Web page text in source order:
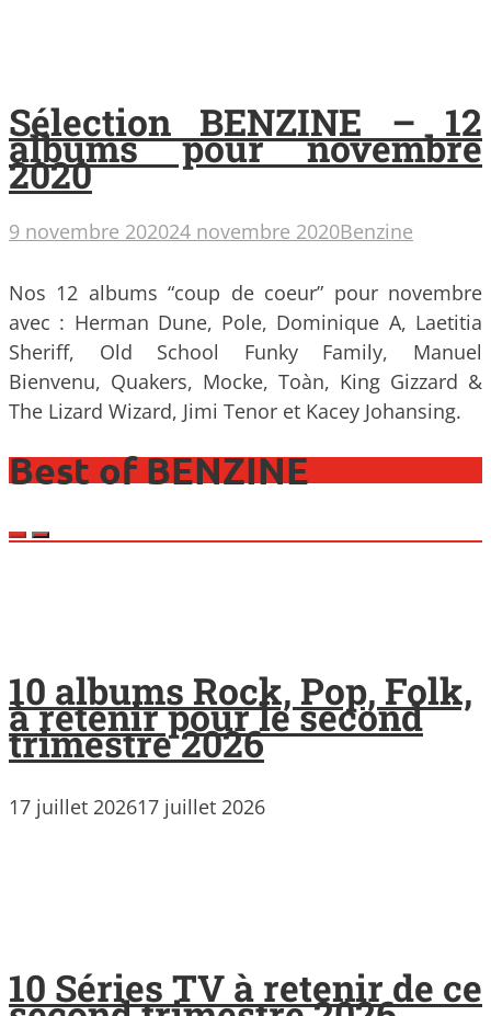
Sélection BENZINE – 12
albums pour novembre
2020
9 novembre 202024 novembre 2020Benzine
Nos 12 albums “coup de coeur” pour novembre
avec : Herman Dune, Pole, Dominique A, Laetitia
Sheriff, Old School Funky Family, Manuel
Bienvenu, Quakers, Mocke, Toàn, King Gizzard &
The Lizard Wizard, Jimi Tenor et Kacey Johansing.
Best of BENZINE
10 albums Rock, Pop, Folk,
à retenir pour le second
trimestre 2026
17 juillet 202617 juillet 2026
10 Séries TV à retenir de ce